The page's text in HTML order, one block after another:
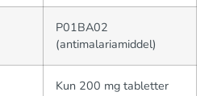
P01BA02
(antimalariamiddel)
Kun 200 mg tabletter